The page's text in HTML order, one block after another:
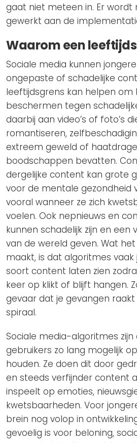
gaat niet meteen in. Er wordt
gewerkt aan de
Waarom een
Sociale media kunnen
ongepaste of schadelijke
leeftijdsgrens kan helpen om
beschermen tegen
daarbij aan video’s of foto’s
romantiseren,
extreem geweld of
boodschappen bevatten.
dergelijke content kan grote
voor de mentale gezondheid
vooral wanneer ze zich
voelen. Ook nepnieuws en
kunnen schadelijk zijn en een
van de wereld geven. Wat
maakt, is dat algoritmes
soort content laten zien
keer op klikt of blijft hangen.
gevaar dat je gevangen
spiraal.
Sociale media-algoritmes
gebruikers zo lang mogelijk
houden. Ze doen dit door
en steeds verfijnder content
inspeelt op emoties,
kwetsbaarheden. Voor
brein nog volop in
gevoelig is voor beloning,